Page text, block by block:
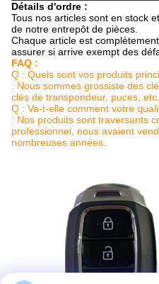
Détails d'ordre :
Tous nos articles sont en stock
de notre entrepôt de pièces.
Chaque article est
assurer si arrive exempt des
FAQ :
Q : Quels sont vos produits
: Nous sommes grossiste des
clés de transpondeur, puces, etc.
Q : Va-t-elle comment votre
: Nos produits sont traversants
professionnel, nous avaient
nombreuses années.